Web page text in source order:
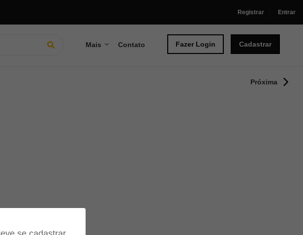
Registrar Entrar
Mais Contato Fazer Login Cadastrar
Próxima